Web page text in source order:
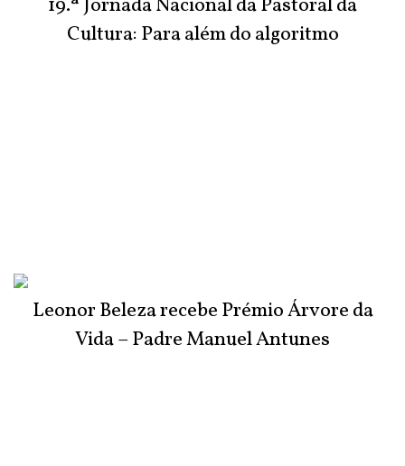
19.ª Jornada Nacional da Pastoral da
Cultura: Para além do algoritmo
Leonor Beleza recebe Prémio Árvore da
Vida – Padre Manuel Antunes